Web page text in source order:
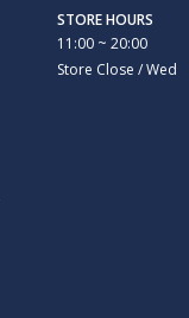
STORE HOURS
11:00 ~ 20:00
Store Close / Wed